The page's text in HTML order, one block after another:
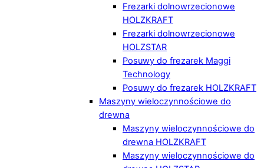
Frezarki dolnowrzecionowe
HOLZKRAFT
Frezarki dolnowrzecionowe
HOLZSTAR
Posuwy do frezarek Maggi
Technology
Posuwy do frezarek HOLZKRAFT
Maszyny wieloczynnościowe do
drewna
Maszyny wieloczynnościowe do
drewna HOLZKRAFT
Maszyny wieloczynnościowe do